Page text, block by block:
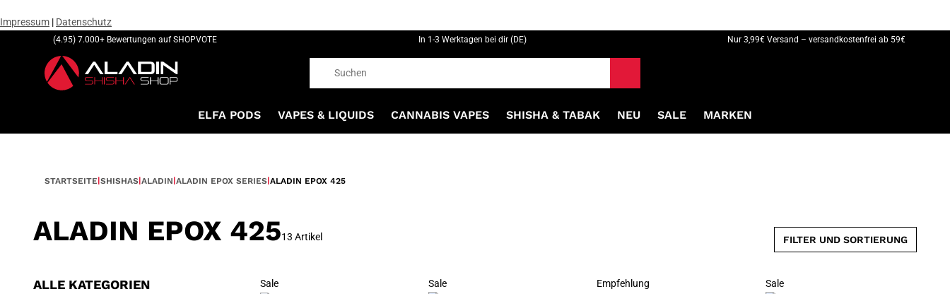
Impressum | Datenschutz
(4.95) 7.000+ Bewertungen auf SHOPVOTE In 1-3 Werktagen bei dir (DE) Nur 3,99€ Versand – versandkostenfrei ab 59€
ELFA PODS VAPES & LIQUIDS CANNABIS VAPES SHISHA & TABAK NEU SALE MARKEN
STARTSEITE SHISHAS ALADIN ALADIN EPOX SERIES ALADIN EPOX 425
Sale Sale
Empfehlung
Sale
ALLE KATEGORIEN
ALADIN EPOX 42513 Artikel FILTER UND SORTIERUNG